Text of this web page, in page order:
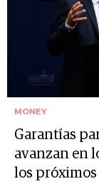
MONEY
Garantías
avanzan en
los